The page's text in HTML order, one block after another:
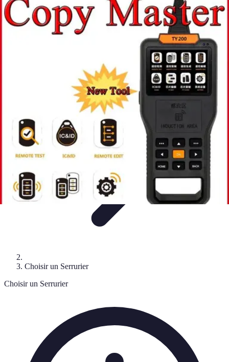
Serrurier Rapide Paris
Choix du serrurier
Conseils et AstucesConseils Pratiques
Choisir un
Serrurier
Produits et Services
Choisir un Serrurier
Choisir un Serrurier